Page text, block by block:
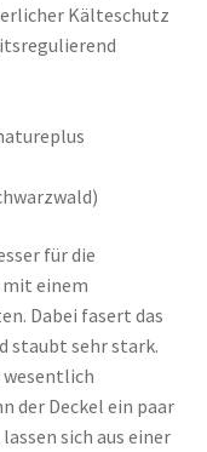
Kälteschutz
für die
einem
Dabei fasert das
staubt sehr stark.
wesentlich
der Deckel ein paar
sich aus einer